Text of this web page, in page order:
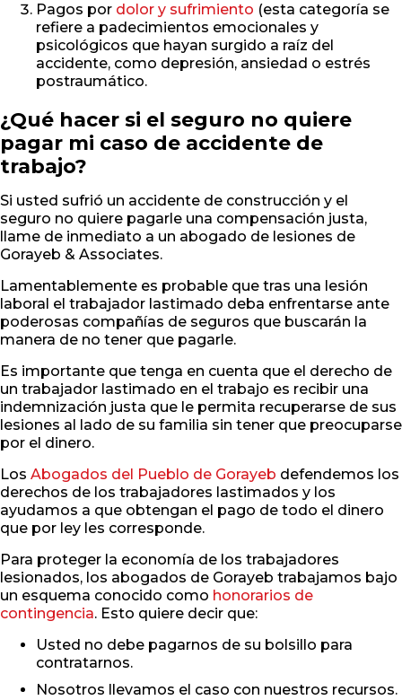
Pagos por dolor y sufrimiento (esta categoría se
refiere a padecimientos emocionales y
psicológicos que hayan surgido a raíz del
accidente, como depresión, ansiedad o estrés
postraumático.
¿Qué hacer si el seguro no quiere
pagar mi caso de accidente de
trabajo?
Si usted sufrió un accidente de construcción y el
seguro no quiere pagarle una compensación justa,
llame de inmediato a un abogado de lesiones de
Gorayeb & Associates.
Lamentablemente es probable que tras una lesión
laboral el trabajador lastimado deba enfrentarse ante
poderosas compañías de seguros que buscarán la
manera de no tener que pagarle.
Es importante que tenga en cuenta que el derecho de
un trabajador lastimado en el trabajo es recibir una
indemnización justa que le permita recuperarse de sus
lesiones al lado de su familia sin tener que preocuparse
por el dinero.
Los Abogados del Pueblo de Gorayeb defendemos los
derechos de los trabajadores lastimados y los
ayudamos a que obtengan el pago de todo el dinero
que por ley les corresponde.
Para proteger la economía de los trabajadores
lesionados, los abogados de Gorayeb trabajamos bajo
un esquema conocido como honorarios de
contingencia. Esto quiere decir que:
Usted no debe pagarnos de su bolsillo para
contratarnos.
Nosotros llevamos el caso con nuestros recursos.